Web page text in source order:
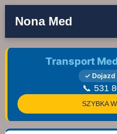
Nona Med
Transport
✓ Dojazd
📞 531
SZYBKA